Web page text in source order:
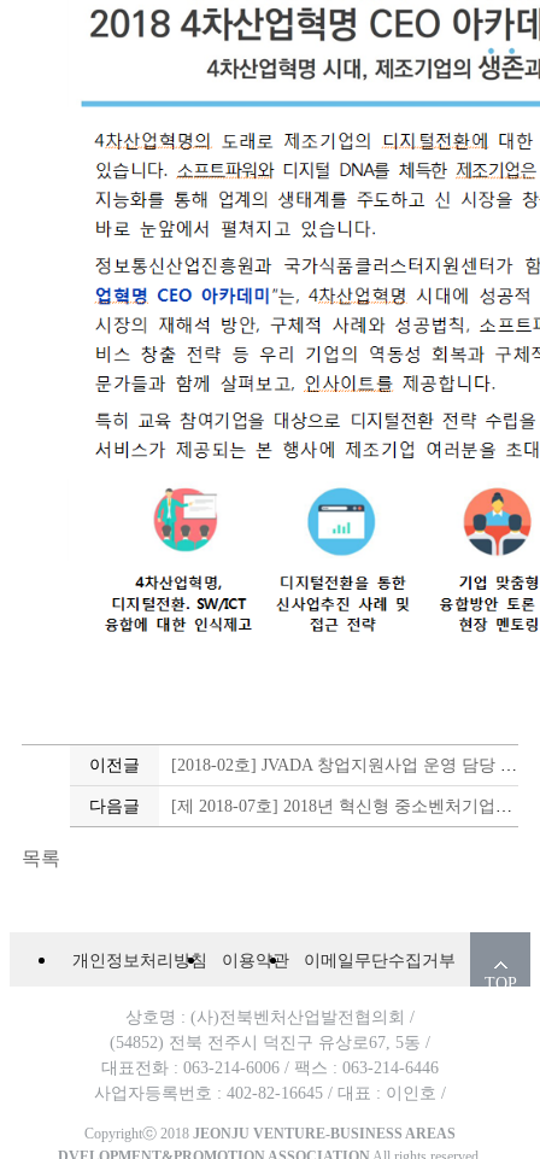
이전글
다음글
목록
개인정보처리방침 이용약관
이메일무단수집거부
TOP
상호명 : (사)전북벤처산업발전협의회 /
(54852) 전북 전주시 덕진구 유상로67, 5동 /
대표전화 : 063-214-6006 / 팩스 : 063-214-6446
사업자등록번호 : 402-82-16645 / 대표 : 이인호 /
Copyrightⓒ 2018 JEONJU VENTURE-BUSINESS AREAS